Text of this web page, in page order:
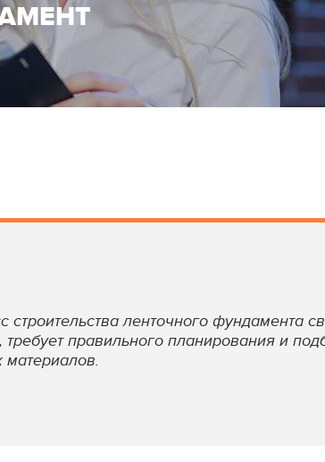
строительства ленточного фундамента
требует правильного планирования и